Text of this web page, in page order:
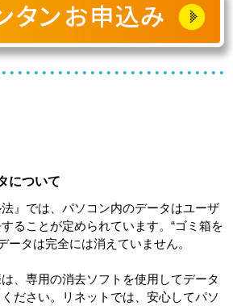
について
法』では、パソコン内のデータはユーザ
ることが定められています。“ゴミ箱を
ータは完全には消えていません。
、専用の消去ソフトを使用してデータ
ださい。リネットでは、安心してパソ